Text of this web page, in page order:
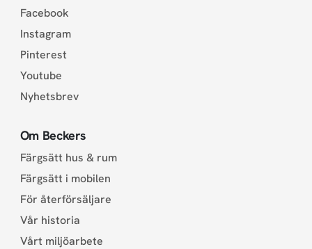
Facebook
Instagram
Pinterest
Youtube
Nyhetsbrev
Om Beckers
Färgsätt hus & rum
Färgsätt i mobilen
För återförsäljare
Vår historia
Vårt miljöarbete